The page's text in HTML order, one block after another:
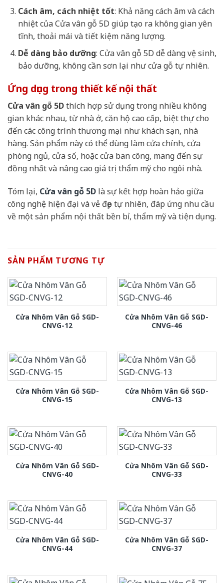
Cách âm, cách nhiệt tốt: Khả năng cách âm và cách
nhiệt của Cửa vân gỗ 5D giúp tạo ra không gian yên
tĩnh, thoải mái và tiết kiệm năng lượng.
Dễ dàng bảo dưỡng: Cửa vân gỗ 5D dễ dàng vệ sinh,
bảo dưỡng, không cần sơn lại như cửa gỗ tự nhiên.
Ứng dụng trong thiết kế nội thất
Cửa vân gỗ 5Dthích hợp sử dụng trong nhiều không
gian khác nhau, từ nhà ở, căn hộ cao cấp, biệt thự cho
đến các công trình thương mại như khách sạn, nhà
hàng. Sản phẩm này có thể dùng làm cửa chính, cửa
phòng ngủ, cửa sổ, hoặc cửa ban công, mang đến sự
đồng nhất và nâng cao giá trị thẩm mỹ cho ngôi nhà.
Tóm lại, Cửa vân gỗ 5D là sự kết hợp hoàn hảo giữa
công nghệ hiện đại và vẻ đẹp tự nhiên, đáp ứng nhu cầu
về một sản phẩm nội thất bền bỉ, thẩm mỹ và tiện dụng.
SẢN PHẨM TƯƠNG TỰ
Cửa Nhôm Vân Gỗ SGD-
CNVG-12
Cửa Nhôm Vân Gỗ SGD-
CNVG-46
Cửa Nhôm Vân Gỗ SGD-
CNVG-15
Cửa Nhôm Vân Gỗ SGD-
CNVG-13
Cửa Nhôm Vân Gỗ SGD-
CNVG-40
Cửa Nhôm Vân Gỗ SGD-
CNVG-33
Cửa Nhôm Vân Gỗ SGD-
CNVG-44
Cửa Nhôm Vân Gỗ SGD-
CNVG-37